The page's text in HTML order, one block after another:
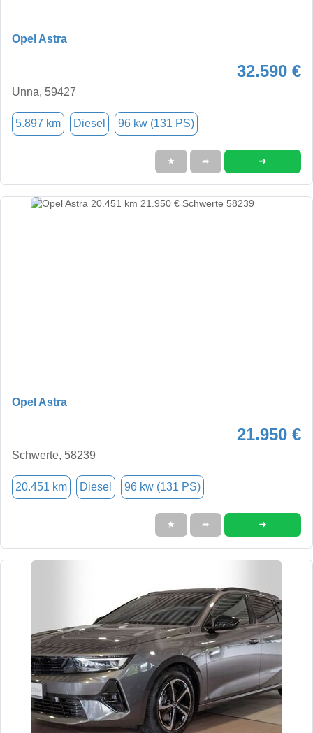
Opel Astra
32.590 €
Unna, 59427
5.897 km Diesel 96 kw (131 PS)
★ ➦ ➜
Opel Astra
21.950 €
Schwerte, 58239
20.451 km Diesel 96 kw (131 PS)
★ ➦ ➜